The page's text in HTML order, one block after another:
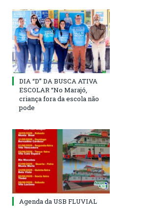
DIA “D” DA BUSCA ATIVA
ESCOLAR “No Marajó,
criança fora da escola não
pode
Agenda da USB FLUVIAL